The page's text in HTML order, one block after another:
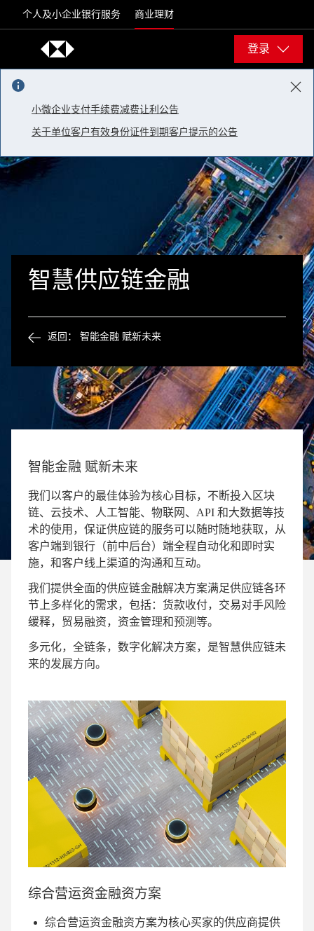
个人及小企业银行服务 商业理财
登录
小微企业支付手续费减费让利公告
关于单位客户有效身份证件到期客户提示的公告
智慧供应链金融
返回： 智能金融 赋新未来
智能金融 赋新未来
我们以客户的最佳体验为核心目标，不断投入区块
链、云技术、人工智能、物联网、API 和大数据等技
术的使用，保证供应链的服务可以随时随地获取，从
客户端到银行（前中后台）端全程自动化和即时实
施，和客户线上渠道的沟通和互动。
我们提供全面的供应链金融解决方案满足供应链各环
节上多样化的需求，包括：货款收付，交易对手风险
缓释，贸易融资，资金管理和预测等。
多元化，全链条，数字化解决方案，是智慧供应链未
来的发展方向。
综合营运资金融资方案
综合营运资金融资方案为核心买家的供应商提供